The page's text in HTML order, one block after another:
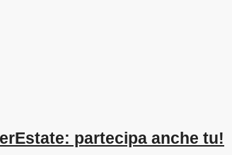
partecipa anche tu!